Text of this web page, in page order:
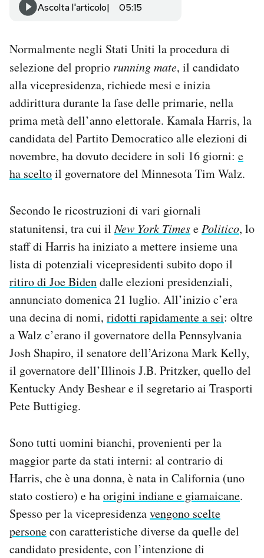
CALENDARIO
AREA PERSONALE
Area Personale
Regala il Post
Hai bisogno di aiuto?
Esci
Ascolta l'articolo 05:15
Normalmente negli Stati Uniti la procedura di
selezione del proprio running mate, il candidato
alla vicepresidenza, richiede mesi e inizia
addirittura durante la fase delle primarie, nella
prima metà dell’anno elettorale. Kamala Harris, la
candidata del Partito Democratico alle elezioni di
novembre, ha dovuto decidere in soli 16 giorni: e
ha sceltoil governatore del Minnesota Tim Walz.
Secondo le ricostruzioni di vari giornali
statunitensi, tra cui ilNew York TimesePolitico, lo
staff di Harris ha iniziato a mettere insieme una
lista di potenziali vicepresidenti subito dopo il
ritiro di Joe Bidendalle elezioni presidenziali,
annunciato domenica 21 luglio. All’inizio c’era
una decina di nomi, ridotti rapidamente a sei: oltre
a Walz c’erano il governatore della Pennsylvania
Josh Shapiro, il senatore dell’Arizona Mark Kelly,
il governatore dell’Illinois J.B. Pritzker, quello del
Kentucky Andy Beshear e il segretario ai Trasporti
Pete Buttigieg.
Sono tutti uomini bianchi, provenienti per la
maggior parte da stati interni: al contrario di
Harris, che è una donna, è nata in California (uno
stato costiero) e haorigini indiane e giamaicane.
Spesso per la vicepresidenzavengono scelte
personecon caratteristiche diverse da quelle del
candidato presidente, con l’intenzione di